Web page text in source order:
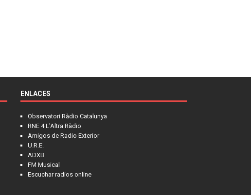
ENLACES
Observatori Ràdio Catalunya
RNE 4 L'Altra Ràdio
Amigos de Radio Exterior
U.R.E.
ADXB
FM Musical
Escuchar radios online